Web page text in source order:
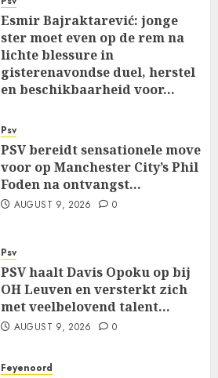
Esmir Bajraktarević: jonge
ster moet even op de rem na
lichte blessure in
gisterenavondse duel, herstel
en beschikbaarheid voor…
Psv
PSV bereidt sensationele move
voor op Manchester City’s Phil
Foden na ontvangst…
AUGUST 9, 2026 0
Psv
PSV haalt Davis Opoku op bij
OH Leuven en versterkt zich
met veelbelovend talent…
AUGUST 9, 2026 0
Feyenoord